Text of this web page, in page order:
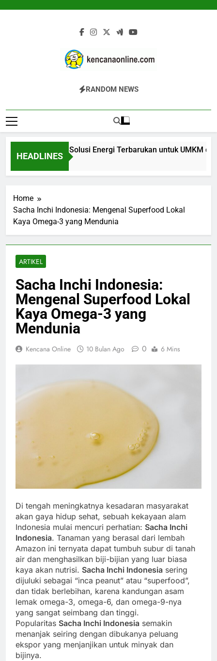
Kencana Online
Jasa Pengelolaan Sampah Kawasan
Dan Industri
RANDOM NEWS
HEADLINES
Biomassa: Solusi Energi Terbarukan untuk UMKM dan
Home
Sacha Inchi Indonesia: Mengenal Superfood Lokal
Kaya Omega-3 yang Mendunia
ARTIKEL
Sacha Inchi Indonesia:
Mengenal Superfood Lokal
Kaya Omega-3 yang
Mendunia
Kencana Online 10 Bulan Ago 0 6 Mins
Di tengah meningkatnya kesadaran masyarakat
akan gaya hidup sehat, sebuah kekayaan alam
Indonesia mulai mencuri perhatian: Sacha Inchi
Indonesia. Tanaman yang berasal dari lembah
Amazon ini ternyata dapat tumbuh subur di tanah
air dan menghasilkan biji-bijian yang luar biasa
kaya akan nutrisi. Sacha Inchi Indonesia sering
dijuluki sebagai “inca peanut” atau “superfood”,
dan tidak berlebihan, karena kandungan asam
lemak omega-3, omega-6, dan omega-9-nya
yang sangat seimbang dan tinggi.
Popularitas Sacha Inchi Indonesia semakin
menanjak seiring dengan dibukanya peluang
ekspor yang menjanjikan untuk minyak dan
bijinya.